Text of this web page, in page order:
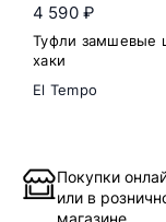
4 590 ₽
Туфли замшевые
хаки
El Tempo
Покупки
или в